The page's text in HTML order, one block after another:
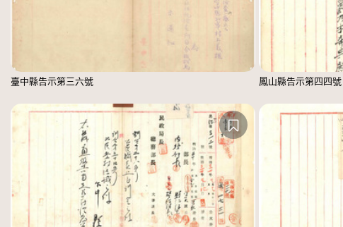
臺中縣告示第三六號 鳳山縣告示第四四號